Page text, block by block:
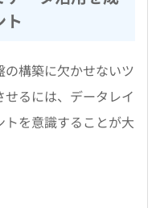
構築に欠かせないツ
るには、データレイ
を意識することが大